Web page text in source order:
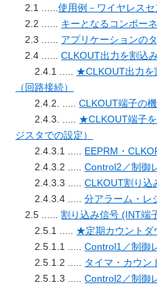
2.1 ......使用例－ワイヤレス
2.2 ...... キーとなるコンポー
2.3 ...... アプリケーションの
2.4 ......CLKOUT出力を割込
2.4.1 ..... ★CLKOUT出力を
（回路接続）
2.4.2. .....CLKOUT端子の
2.4.3. ..... ★CLKOUT端子
ジスタでの設定）
2.4.3.1 ..... EEPRM・
2.4.3.2 .....Control2／制御
2.4.3.3 .....CLKOUT割り込
2.4.3.4 .....分アラーム・レ
2.5 ......割り込み信号 (INT端
2.5.1 ..... ★定期カウントダ
2.5.1.1 .....Control1／制御
2.5.1.2 .....
タイマ・カウン
2.5.1.3 .....Control2／制御